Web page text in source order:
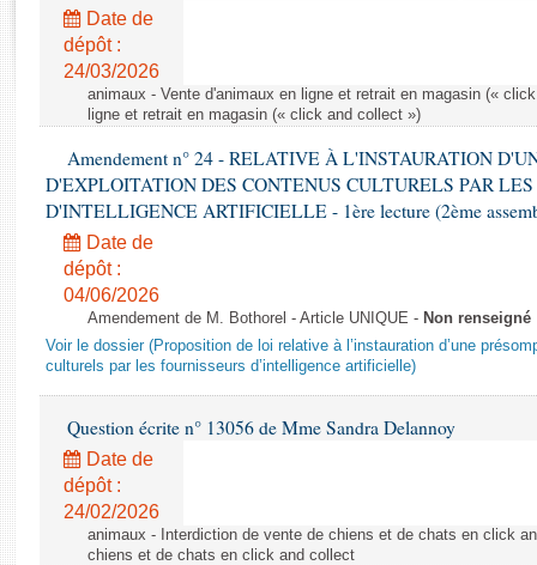
Rapports législatifs
Rapports sur l'application des lois
Baromètre de l’application des lois
Dossiers législatifs
Budget et sécurité sociale
Questions écrites et orales
Comptes rendus des débats
Date de
dépôt :
24/03/2026
animaux - Vente d'animaux en ligne et retrait en magasin («
ligne et retrait en magasin (« click and collect »)
Amendement n° 24 - RELATIVE À L'INSTAURATION
D'EXPLOITATION DES CONTENUS CULTURELS PAR LES
D'INTELLIGENCE ARTIFICIELLE - 1ère lecture (2ème
Date de
dépôt :
04/06/2026
Amendement de M. Bothorel - Article UNIQUE - Non renseigné
Voir le dossier (Proposition de loi relative à l’instauration d’une
culturels par les fournisseurs d’intelligence artificielle)
Question écrite n° 13056 de Mme Sandra Delannoy
Date de
dépôt :
24/02/2026
animaux - Interdiction de vente de chiens et de chats en click
chiens et de chats en click and collect